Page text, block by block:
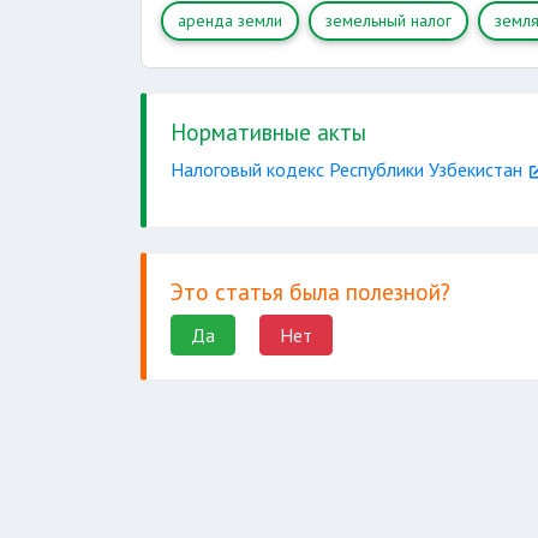
аренда земли земельный налог земля
Нормативные акты
Налоговый кодекс Республики Узбекистан
Это статья была полезной?
Да Нет